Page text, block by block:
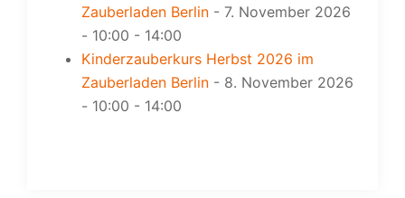
Zauberladen Berlin - 7. November 2026
- 10:00 - 14:00
Kinderzauberkurs Herbst 2026 im
Zauberladen Berlin - 8. November 2026
- 10:00 - 14:00